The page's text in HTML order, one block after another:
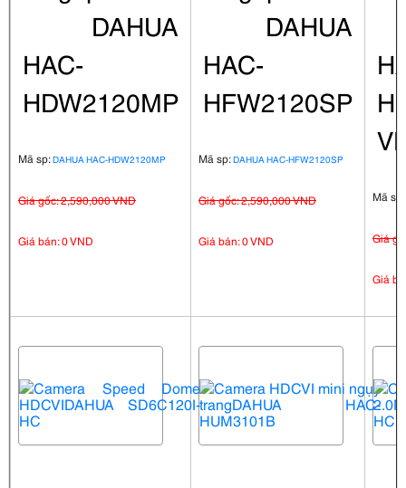
DAHUA
HAC-
HDW2120MP
Mã sp:DAHUA HAC-HDW2120MP
Giá gốc: 2,590,000 VND
Giá bán: 0 VND
DAHUA
HAC-
HFW2120SP
Mã sp:DAHUA HAC-HFW2120SP
Giá gốc: 2,590,000 VND
Giá bán: 0 VND
Mã sp:
Giá
Giá